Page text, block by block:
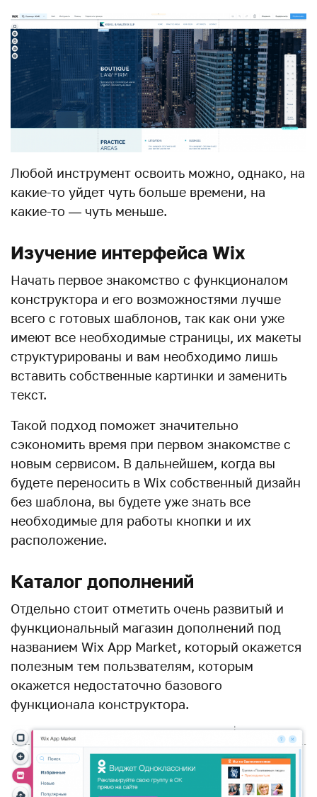
Любой инструмент освоить можно, однако, на
какие-то уйдет чуть больше времени, на
какие-то — чуть меньше.
Изучение интерфейса Wix
Начать первое знакомство с функционалом
конструктора и его возможностями лучше
всего с готовых шаблонов, так как они уже
имеют все необходимые страницы, их макеты
структурированы и вам необходимо лишь
вставить собственные картинки и заменить
текст.
Такой подход поможет значительно
сэкономить время при первом знакомстве с
новым сервисом. В дальнейшем, когда вы
будете переносить в Wix собственный дизайн
без шаблона, вы будете уже знать все
необходимые для работы кнопки и их
расположение.
Каталог дополнений
Отдельно стоит отметить очень развитый и
функциональный магазин дополнений под
названием Wix App Market, который окажется
полезным тем пользвателям, которым
окажется недостаточно базового
функционала конструктора.